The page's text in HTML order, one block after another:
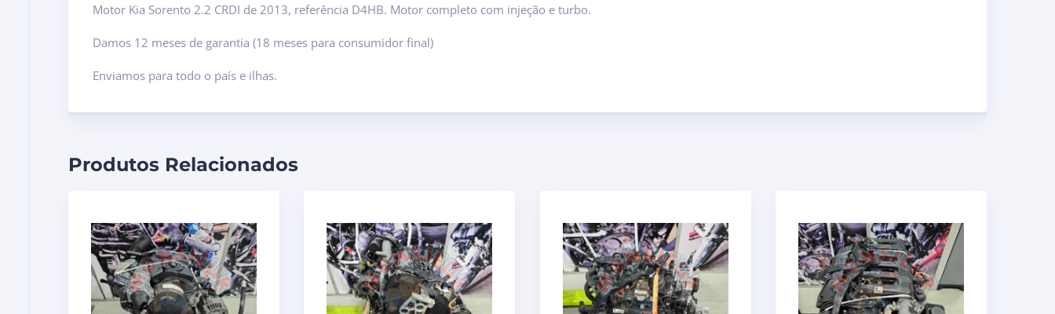
Motor Kia Sorento 2.2 CRDI de 2013, referência D4HB. Motor completo com injeção e turbo.
Damos 12 meses de garantia (18 meses para consumidor final)
Enviamos para todo o país e ilhas.
Produtos Relacionados